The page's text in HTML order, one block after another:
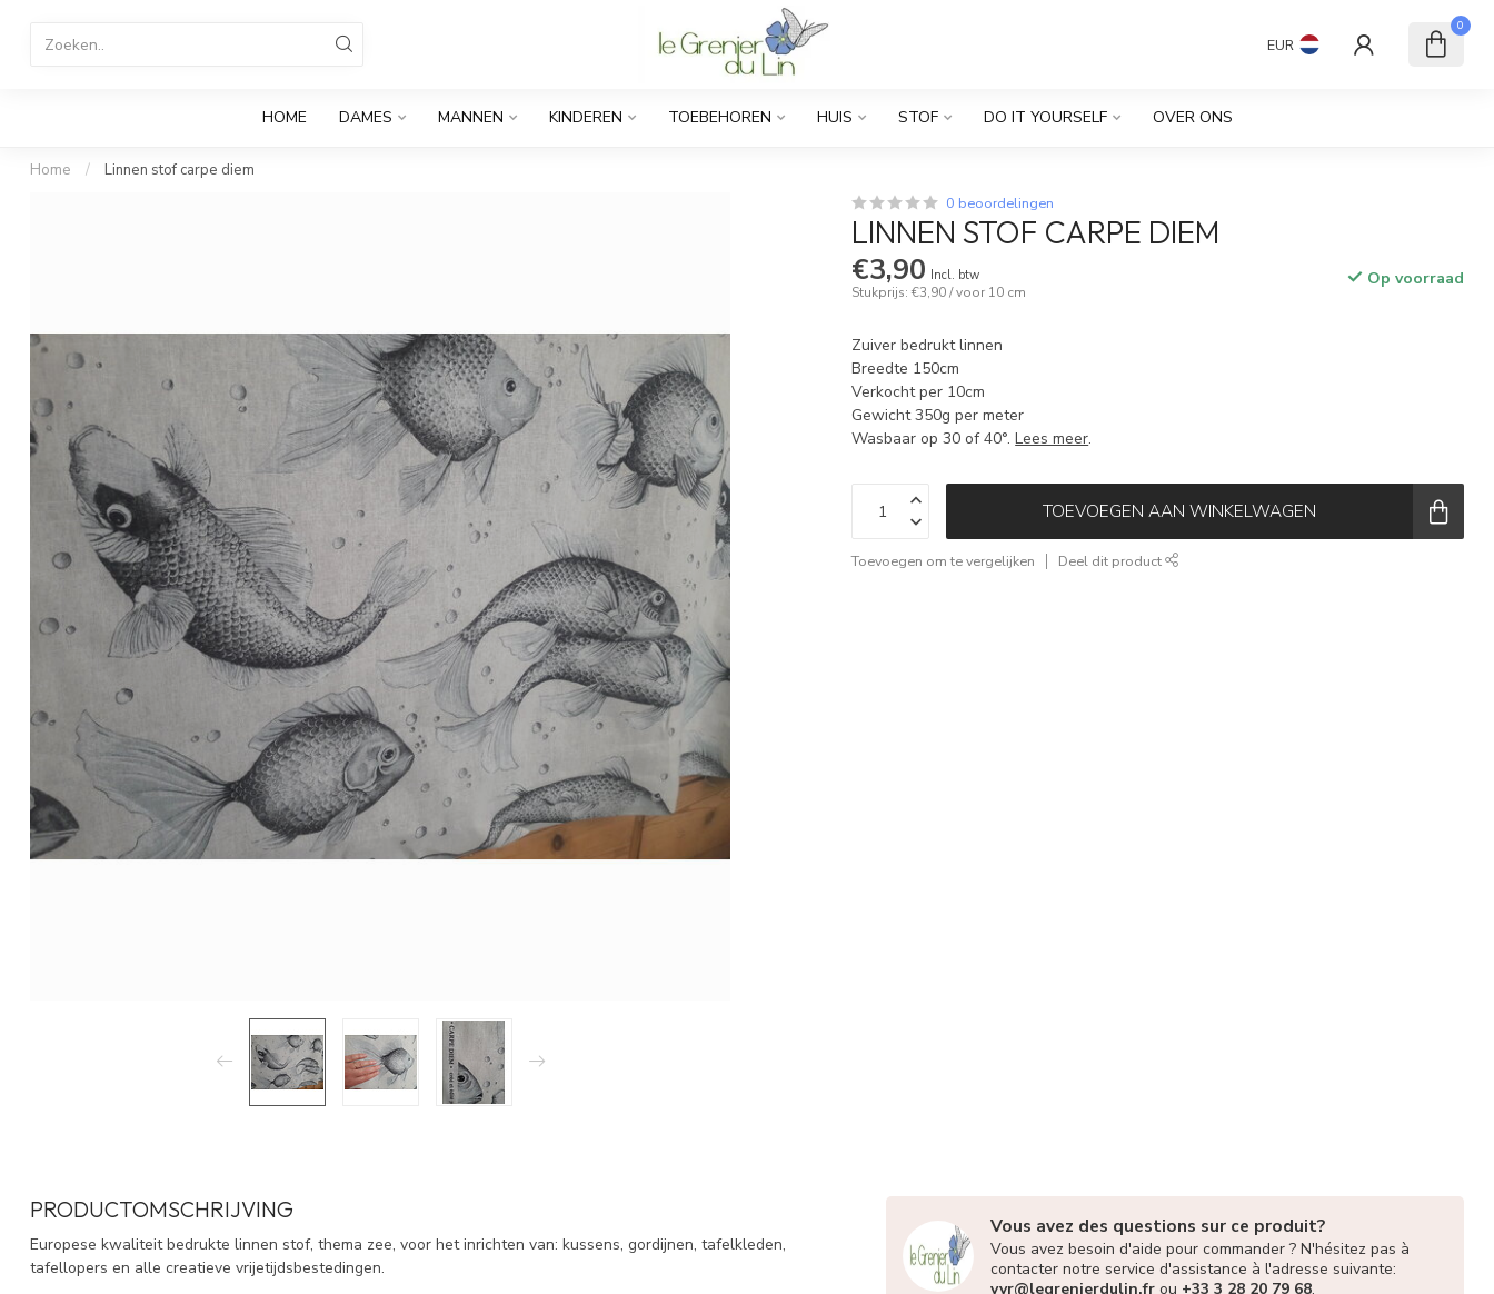
EUR
0
HOME DAMES MANNEN KINDEREN TOEBEHOREN HUIS STOF DO IT YOURSELF OVER ONS
Home / Linnen stof carpe diem
0 beoordelingen
LINNEN STOF CARPE DIEM
€3,90 Incl. btw
Stukprijs: €3,90 / voor 10 cm
Op voorraad
Zuiver bedrukt linnen
Breedte 150cm
Verkocht per 10cm
Gewicht 350g per meter
Wasbaar op 30 of 40°.Lees meer.
TOEVOEGEN AAN WINKELWAGEN
Toevoegen om te vergelijken Deel dit product
PRODUCTOMSCHRIJVING
Europese kwaliteit bedrukte linnen stof, thema zee, voor het inrichten van: kussens, gordijnen, tafelkleden,
tafellopers en alle creatieve vrijetijdsbestedingen.
Vous avez des questions sur ce produit?
Vous avez besoin d'aide pour commander ? N'hésitez pas à
contacter notre service d'assistance à l'adresse suivante:
vvr@legrenierdulin.fr ou +33 3 28 20 79 68.